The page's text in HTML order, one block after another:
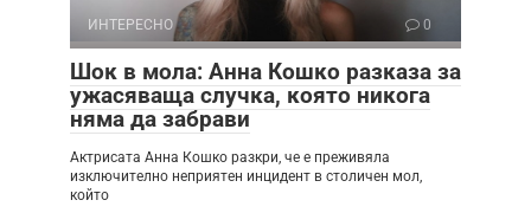
ИНТЕРЕСНО 0
Шок в мола: Анна Кошко разказа за
ужасяваща случка, която никога
няма да забрави
Актрисата Анна Кошко разкри, че е преживяла
изключително неприятен инцидент в столичен мол,
който